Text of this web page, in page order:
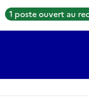
1 poste ouvert au